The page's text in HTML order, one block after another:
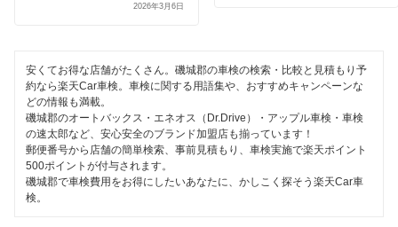
天理市
奈良市
大和郡山市
大和高田市
ハイブリッド車OK
EV車OK
120分以内の車検
1日車検
車検のコバック
ミタニ車検
上原B-cle車検
ホリデー車検
2026年3月6日
安くてお得な店舗がたくさん。磯城郡の車検の検索・比較と見積もり予
約なら楽天Car車検。車検に関する用語集や、おすすめキャンペーンな
どの情報も満載。
磯城郡のオートバックス・エネオス（Dr.Drive）・アップル車検・車検
の速太郎など、安心安全のブランド加盟店も揃っています！
郵便番号から店舗の簡単検索、事前見積もり、車検実施で楽天ポイント
500ポイントが付与されます。
磯城郡で車検費用をお得にしたいあなたに、かしこく探そう楽天Car車
検。